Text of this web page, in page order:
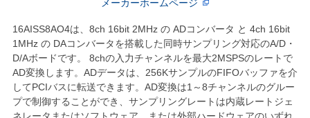
メーカーホームページ
16AISS8AO4は、8ch 16bit 2MHz の ADコンバータ と 4ch 16bit
1MHz の DAコンバータを搭載した同時サンプリング対応のA/D・
D/Aボードです。 8chの入力チャンネルを最大2MSPSのレートで
AD変換します。ADデータは、256KサンプルのFIFOバッファを介
してPCIバスに転送できます。AD変換は1～8チャンネルのグルー
プで制御することができ、サンプリングレートは内蔵レートジェ